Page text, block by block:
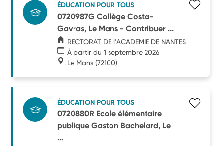
ÉDUCATION POUR TOUS
0720987G Collège Costa-
Gavras, Le Mans - Contribuer ...
RECTORAT DE l'ACADEMIE DE NANTES
À partir du 1 septembre 2026
Le Mans (72100)
ÉDUCATION POUR TOUS
0720880R Ecole élémentaire
publique Gaston Bachelard, Le
...